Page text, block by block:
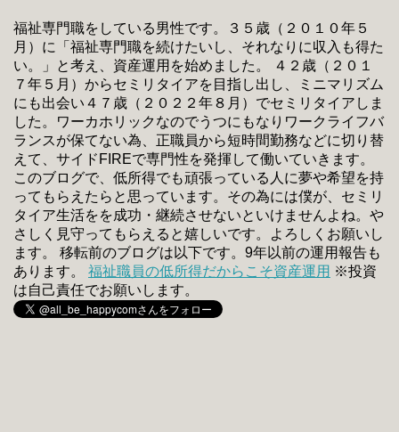
福祉専門職をしている男性です。３５歳（２０１０年５
月）に「福祉専門職を続けたいし、それなりに収入も得た
い。」と考え、資産運用を始めました。 ４２歳（２０１
７年５月）からセミリタイアを目指し出し、ミニマリズム
にも出会い４７歳（２０２２年８月）でセミリタイアしま
した。ワーカホリックなのでうつにもなりワークライフバ
ランスが保てない為、正職員から短時間勤務などに切り替
えて、サイドFIREで専門性を発揮して働いていきます。
このブログで、低所得でも頑張っている人に夢や希望を持
ってもらえたらと思っています。その為には僕が、セミリ
タイア生活をを成功・継続させないといけませんよね。や
さしく見守ってもらえると嬉しいです。よろしくお願いし
ます。 移転前のブログは以下です。9年以前の運用報告も
あります。 福祉職員の低所得だからこそ資産運用 ※投資
は自己責任でお願いします。